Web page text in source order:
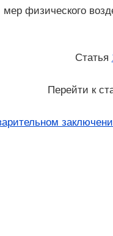
физического
Статья
Перейти к